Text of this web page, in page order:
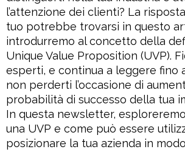
l’attenzione dei clienti? La
tuo potrebbe trovarsi in questo
introdurremo al concetto della
Unique Value Proposition (UVP).
esperti, e continua a leggere fino
non perderti l’occasione di
probabilità di successo della tua
In questa newsletter,
una UVP e come può essere
posizionare la tua azienda in